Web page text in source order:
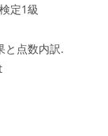
定1級
と点数内訳.